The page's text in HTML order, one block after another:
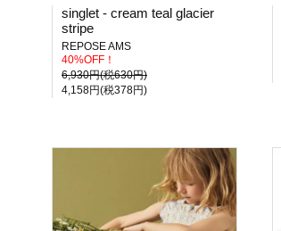
singlet - cream teal glacier
stripe
REPOSE AMS
40%OFF！
6,930円(税630円)
4,158円(税378円)